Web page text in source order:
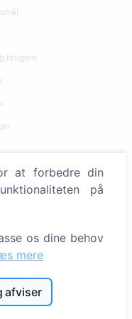
brugere
at forbedre din
på
os dine behov
mere
afviser